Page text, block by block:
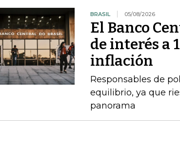
BRASIL 05/08/2026
El Banco
de interés a
inflación
Responsables de
equilibrio, ya que
panorama